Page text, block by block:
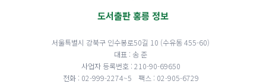
도서출판 홍릉 정보
서울특별시 강북구 인수봉로50길 10 (수유동 455-60)
대표 : 송 준
사업자 등록번호 : 210-90-69650
전화 : 02-999-2274~5
팩스 : 02-905-6729